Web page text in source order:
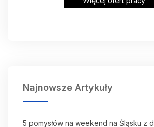
Najnowsze Artykuły
5 pomysłów na weekend na Śląsku z